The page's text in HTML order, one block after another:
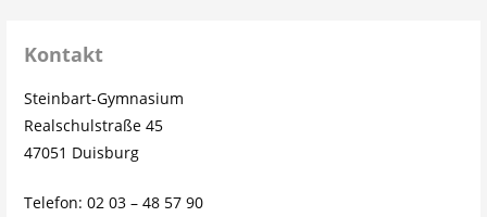
Kontakt
Steinbart-Gymnasium
Realschulstraße 45
47051 Duisburg
Telefon: 02 03 – 48 57 90